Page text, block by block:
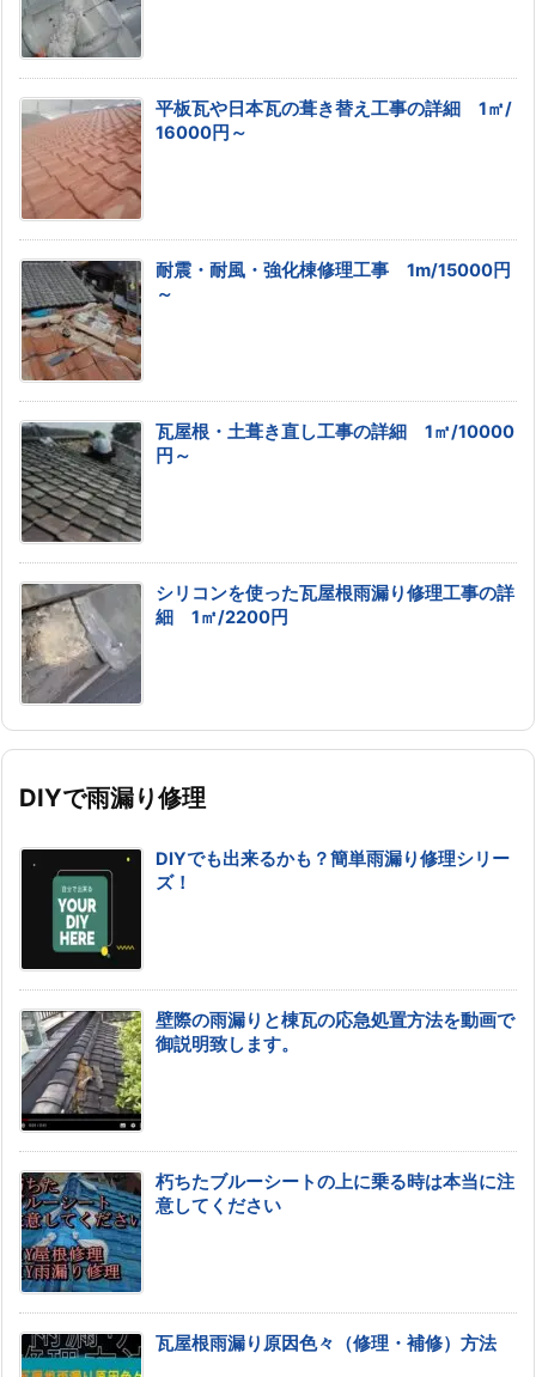
平板瓦や日本瓦の葺き替え工事の詳細 1㎡/
16000円～
耐震・耐風・強化棟修理工事 1m/15000円
～
瓦屋根・土葺き直し工事の詳細 1㎡/10000
円～
シリコンを使った瓦屋根雨漏り修理工事の詳
細 1㎡/2200円
DIYで雨漏り修理
DIYでも出来るかも？簡単雨漏り修理シリー
ズ！
壁際の雨漏りと棟瓦の応急処置方法を動画で
御説明致します。
朽ちたブルーシートの上に乗る時は本当に注
意してください
瓦屋根雨漏り原因色々（修理・補修）方法